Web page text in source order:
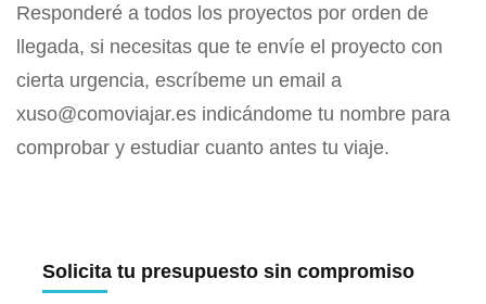
Responderé a todos los proyectos por orden de
llegada, si necesitas que te envíe el proyecto con
cierta urgencia, escríbeme un email a
xuso@comoviajar.es indicándome tu nombre para
comprobar y estudiar cuanto antes tu viaje.
Solicita tu presupuesto sin compromiso